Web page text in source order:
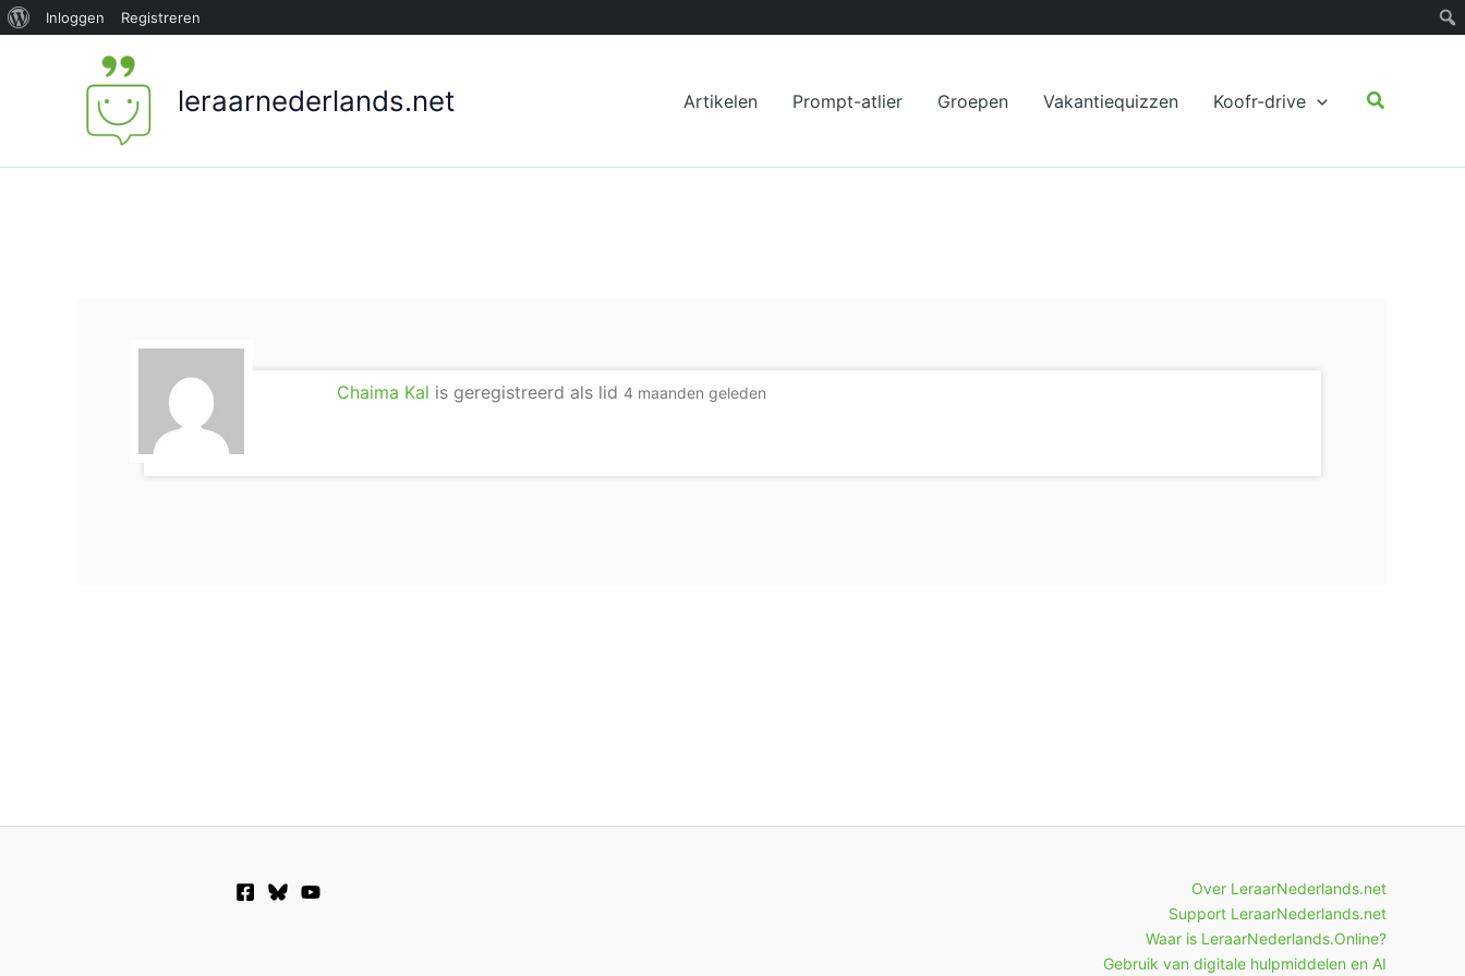
Over
Inloggen Registreren
leraarnederlands.net Artikelen Prompt-atlier Groepen Vakantiequizzen Koofr-drive Zoeken
Chaima Kal is geregistreerd als lid 4 maanden geleden
Over LeraarNederlands.net
Support LeraarNederlands.net
Waar is LeraarNederlands.Online?
Gebruik van digitale hulpmiddelen en AI